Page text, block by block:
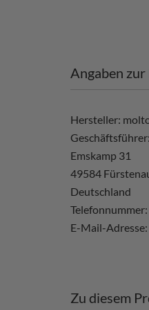
Angaben
Hersteller:
Emskamp 31
49584
Deutschland
E-Mail-Adresse:
Zu diesem